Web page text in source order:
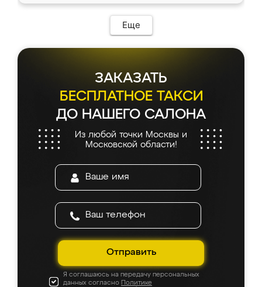
Еще
ЗАКАЗАТЬ
БЕСПЛАТНОЕ ТАКСИ
ДО НАШЕГО САЛОНА
Из любой точки Москвы и
Московской области!
Отправить
Я соглашаюсь на передачу персональных
данных согласно Политике